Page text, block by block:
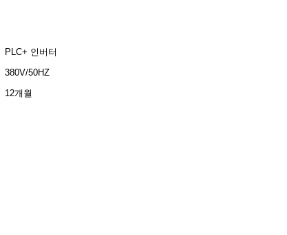
PLC+ 인버터
380V/50HZ
12개월